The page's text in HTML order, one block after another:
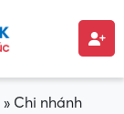
» Chi nhánh